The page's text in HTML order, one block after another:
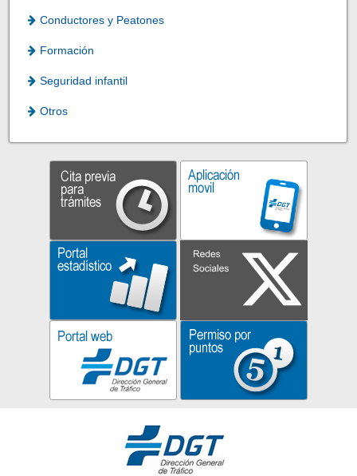
Conductores y Peatones
Formación
Seguridad infantil
Otros